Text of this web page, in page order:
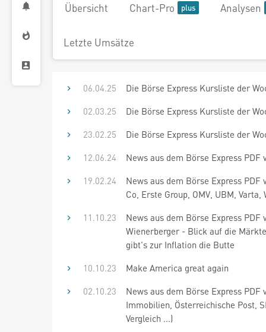
Übersicht Chart-Pro Analysen
Letzte Umsätze
06.04.25
Die Börse Express Kursliste der
02.03.25
Die Börse Express Kursliste der
23.02.25
Die Börse Express Kursliste der
12.06.24
News aus dem Börse Express
19.02.24
News aus dem Börse Express
Co, Erste Group, OMV, UBM,
11.10.23
News aus dem Börse Express
Wienerberger - Blick auf die
gibt's zur Inflation die Butte
10.10.23
Make America great again
02.10.23
News aus dem Börse Express
Immobilien, Österreichische Post,
Vergleich ...)